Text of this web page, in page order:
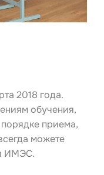
2018 года.
обучения,
приема,
можете
ИМЭС.